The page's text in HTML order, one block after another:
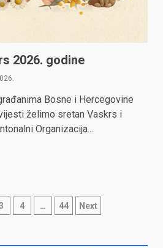
2026. godine
Bosne i Hercegovine
želimo sretan Vaskrs i
Organizacija...
4 … 44 Next